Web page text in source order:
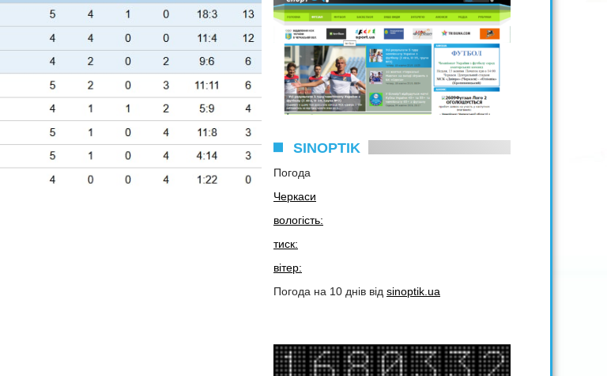
SINOPTIK
Погода
Черкаси
вологість:
тиск:
вітер:
Погода на 10 днів від sinoptik.ua